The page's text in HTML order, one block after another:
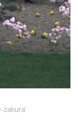
zakura'